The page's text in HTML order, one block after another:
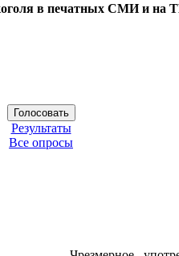
в печатных СМИ и на
Результаты
Все опросы